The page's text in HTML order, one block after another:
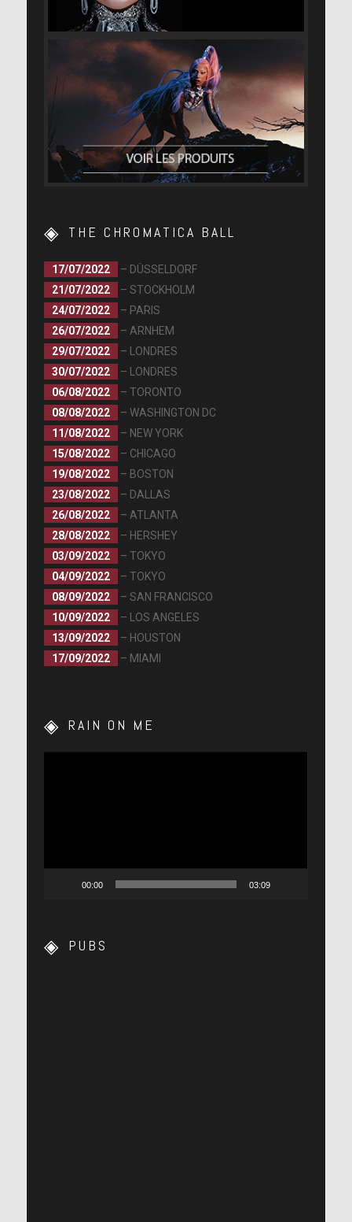
THE CHROMATICA BALL
17/07/2022
– DÜSSELDORF
21/07/2022
– STOCKHOLM
24/07/2022
– PARIS
26/07/2022
– ARNHEM
29/07/2022
– LONDRES
30/07/2022
– LONDRES
06/08/2022
– TORONTO
08/08/2022
– WASHINGTON DC
11/08/2022
– NEW YORK
15/08/2022
– CHICAGO
19/08/2022
– BOSTON
23/08/2022
– DALLAS
26/08/2022
– ATLANTA
28/08/2022
– HERSHEY
03/09/2022
– TOKYO
04/09/2022
– TOKYO
08/09/2022
– SAN FRANCISCO
10/09/2022
– LOS ANGELES
13/09/2022
– HOUSTON
17/09/2022
– MIAMI
RAIN ON ME
00:00 03:09
PUBS